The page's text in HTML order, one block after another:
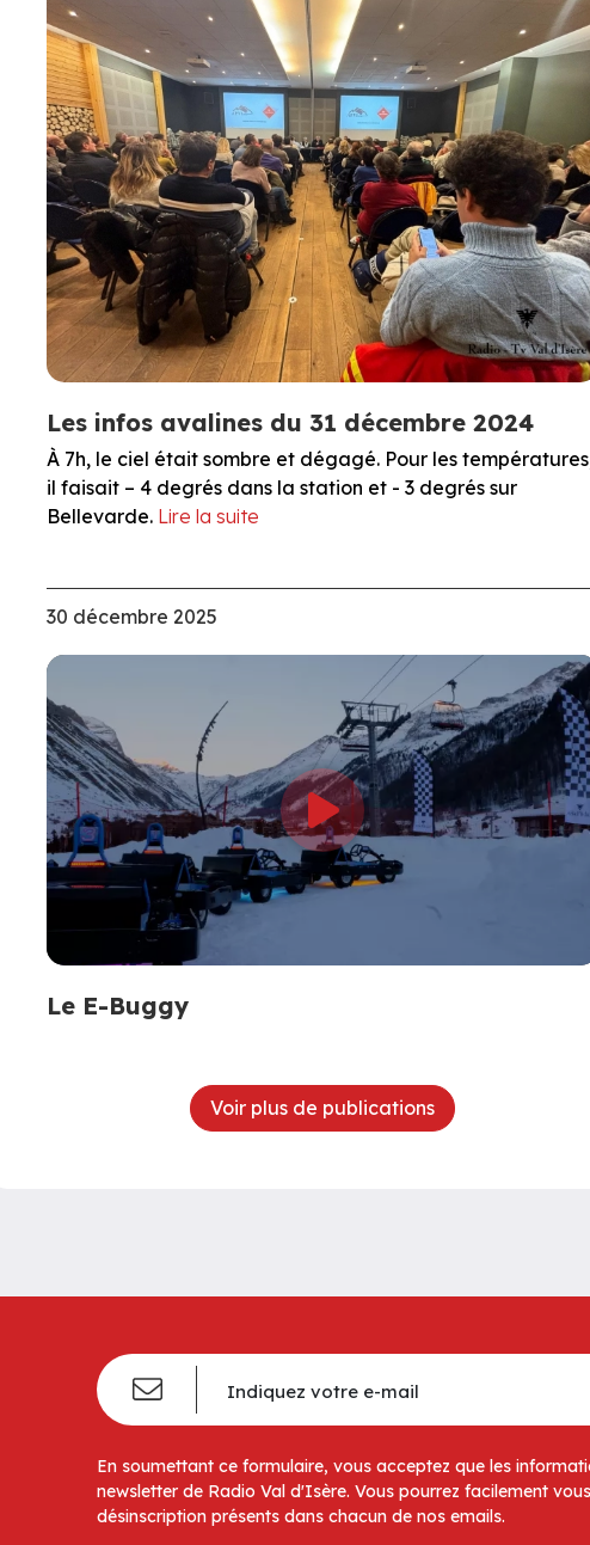
Les infos avalines du 31 décembre 2024
À 7h, le ciel était sombre et dégagé. Pour les
il faisait – 4 degrés dans la station et - 3 degrés sur
Bellevarde. Lire la suite
30 décembre 2025
Le E-Buggy
Voir plus de publications
En soumettant ce formulaire, vous acceptez que les
newsletter de Radio Val d'Isère. Vous pourrez facilement
désinscription présents dans chacun de nos emails.